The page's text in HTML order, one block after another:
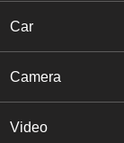
Car
Camera
Video